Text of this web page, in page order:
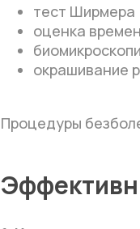
тест Ширмера
оценка
окрашивание
Процедуры